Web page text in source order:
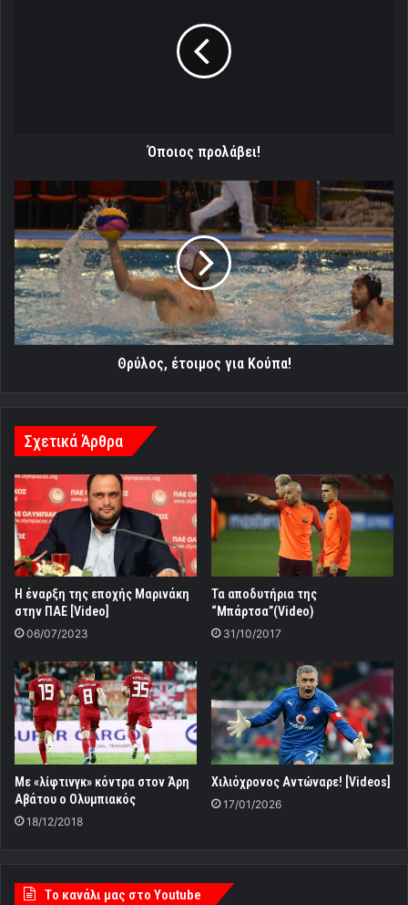
Όποιος προλάβει!
για
Κούπα!
Θρύλος, έτοιμος για Κούπα!
Σχετικά Άρθρα
Η έναρξη της εποχής Μαρινάκη
στην ΠΑΕ [Video]
06/07/2023
Τα αποδυτήρια της
“Μπάρτσα”(Video)
31/10/2017
Με «λίφτινγκ» κόντρα στον Άρη
Αβάτου ο Ολυμπιακός
18/12/2018
Χιλιόχρονος Αντώναρε! [Videos]
17/01/2026
Tο κανάλι μας στο Youtube